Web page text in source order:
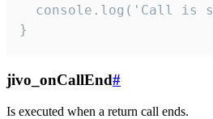
console.log('Call is
}
jivo_onCallEnd#
Is executed when a return call ends.